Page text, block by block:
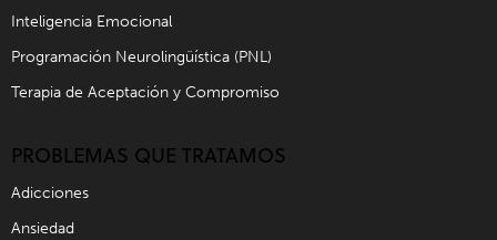
Inteligencia Emocional
Programación Neurolingüística (PNL)
Terapia de Aceptación y Compromiso
PROBLEMAS QUE TRATAMOS
Adicciones
Ansiedad